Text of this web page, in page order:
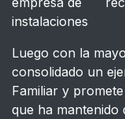
Luego con la
consolidado un
Familiar y
que ha mantenido